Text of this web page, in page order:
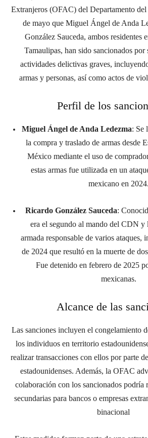
Extranjeros (OFAC) del Departamento del
de mayo que Miguel Ángel de Anda
González Sauceda, ambos residentes
Tamaulipas, han sido sancionados
actividades delictivas graves,
armas y personas, así como actos de
Perfil de los
Miguel Ángel de Anda Ledezma: Se
la compra y traslado de armas desde
México mediante el uso de
estas armas fue utilizada en un
mexicano en 2024.
Ricardo González Sauceda:
era el segundo al mando del CDN y
armada responsable de varios ataques,
de 2024 que resultó en la muerte de
Fue detenido en febrero de 2025
mexicanas.
Alcance de las
Las sanciones incluyen el congelamiento
los individuos en territorio
realizar transacciones con ellos por parte
estadounidenses. Además, la OFAC
colaboración con los sancionados podría
secundarias para bancos o empresas
binacional